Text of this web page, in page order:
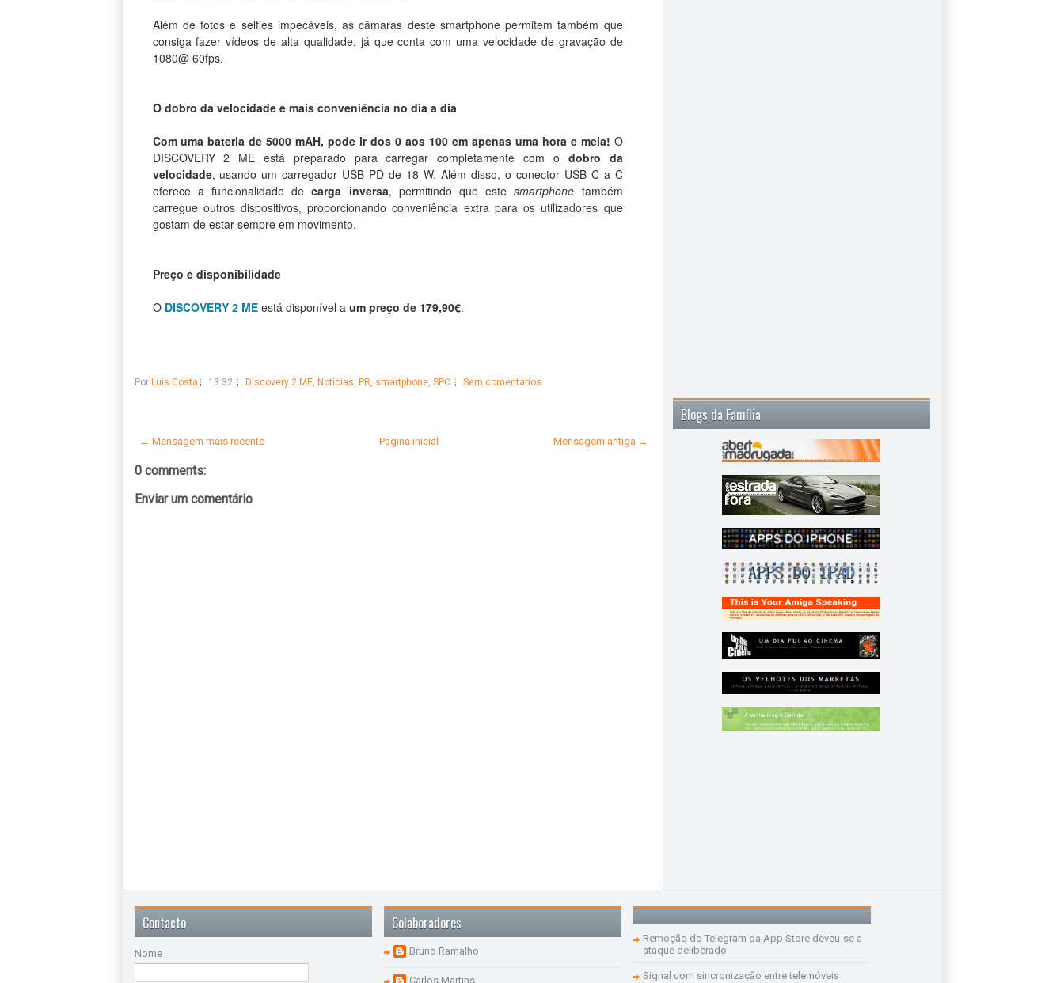
Além de fotos e selfies impecáveis, as câmaras deste smartphone permitem também que
consiga fazer vídeos de alta qualidade, já que conta com uma velocidade de gravação de
1080@ 60fps.
O dobro da velocidade e mais conveniência no dia a dia
Com uma bateria de 5000 mAH, pode ir dos 0 aos 100 em apenas uma hora e meia! O
DISCOVERY 2 ME está preparado para carregar completamente com o dobro da
velocidade, usando um carregador USB PD de 18 W. Além disso, o conector USB C a C
oferece a funcionalidade decarga inversa, permitindo que estesmartphone também
carregue outros dispositivos, proporcionando conveniência extra para os utilizadores que
gostam de estar sempre em movimento.
Preço e disponibilidade
O DISCOVERY 2 MEestá disponível a um preço de 179,90€.
Por Luís Costa 13:32 Discovery 2 ME, Notícias, PR, smartphone, SPC Sem comentários
← Mensagem mais recente Mensagem antiga →
Página inicial
0 comments:
Enviar um comentário
Blogs da Família
Contacto
Nome
Colaboradores
Bruno Ramalho
Carlos Martins
Remoção do Telegram da App Store deveu-se a
ataque deliberado
Signal com sincronização entre telemóveis